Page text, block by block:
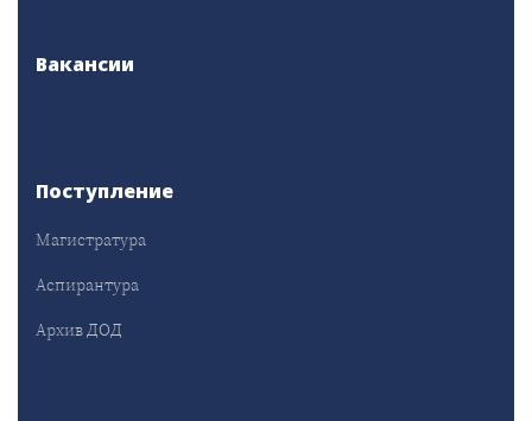
Вакансии
Поступление
Магистратура
Аспирантура
Архив ДОД